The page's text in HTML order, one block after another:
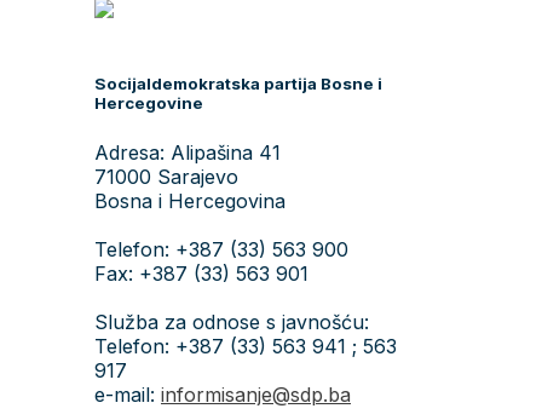
Socijaldemokratska partija Bosne i
Hercegovine
Adresa: Alipašina 41
71000 Sarajevo
Bosna i Hercegovina
Telefon: +387 (33) 563 900
Fax: +387 (33) 563 901
Služba za odnose s javnošću:
Telefon: +387 (33) 563 941 ; 563
917
e-mail: informisanje@sdp.ba